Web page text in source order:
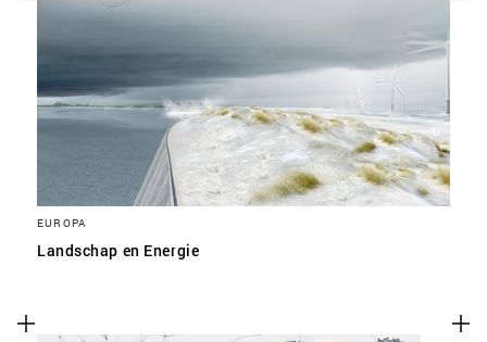
EUROPA
Landschap en Energie